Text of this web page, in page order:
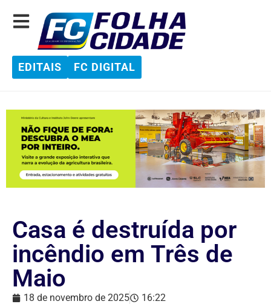
EDITAIS FC DIGITAL
Casa é destruída por
incêndio em Três de
Maio
18 de novembro de 2025 16:22